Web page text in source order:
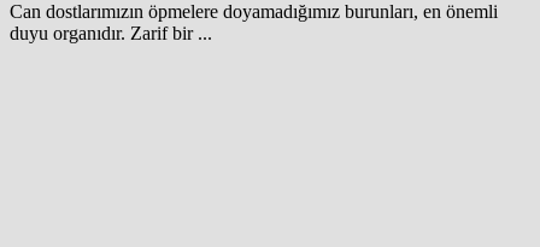
Can dostlarımızın öpmelere doyamadığımız burunları, en önemli
duyu organıdır. Zarif bir ...